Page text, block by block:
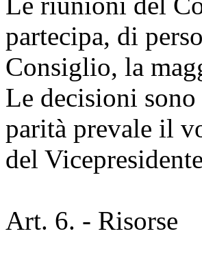
partecipa, di
Consiglio, la
Le decisioni sono
parità prevale il
del
Art. 6. - Risorse